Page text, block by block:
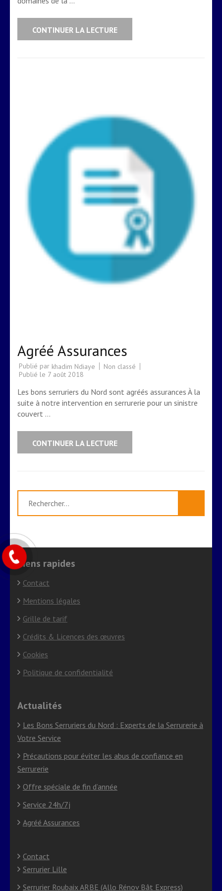
CONTINUER LA LECTURE
Agréé Assurances
Publié par khadim Ndiaye
Non classé
Publié le 7 août 2018
Les bons serruriers du Nord sont agréés assurances À la
suite à notre intervention en serrurerie pour un sinistre
couvert …
CONTINUER LA LECTURE
Liens rapides
Contact
Mentions légales
Grille de tarif
Crédits & Licences des œuvres
Cookies
Politique de confidentialité
Actualités
Les Bons Serruriers du Nord : Experts de la Serrurerie à
Votre Service
Précautions pour éviter les abus de confiance en
Serrurerie
Offre spéciale de fin d’année
Service 24h/7j
Agréé Assurances
Contact
Serrurier Lille
Serrurier Roubaix ARBE (Allo Rénov Bât Express)